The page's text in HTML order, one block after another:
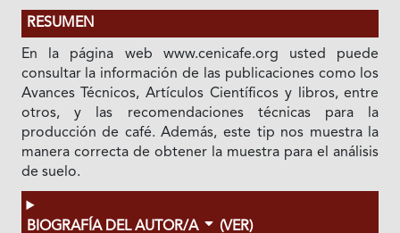
RESUMEN
En la página web www.cenicafe.org usted puede
consultar la información de las publicaciones como los
Avances Técnicos, Artículos Científicos y libros, entre
otros, y las recomendaciones técnicas para la
producción de café. Además, este tip nos muestra la
manera correcta de obtener la muestra para el análisis
de suelo.
BIOGRAFÍA DEL AUTOR/A (VER)